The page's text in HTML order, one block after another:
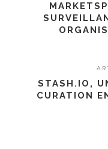
STASH.IO,
CURATION